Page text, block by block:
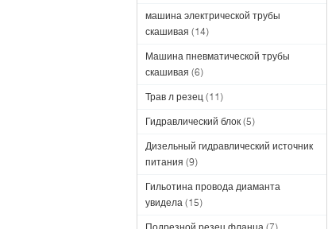
машина электрической трубы
скашивая (14)
Машина пневматической трубы
скашивая (6)
Трав л резец (11)
Гидравлический блок (5)
Дизельный гидравлический источник
питания (9)
Гильотина провода диаманта
увидела (15)